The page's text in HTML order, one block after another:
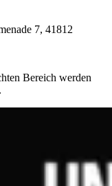
7, 41812
Bereich werden